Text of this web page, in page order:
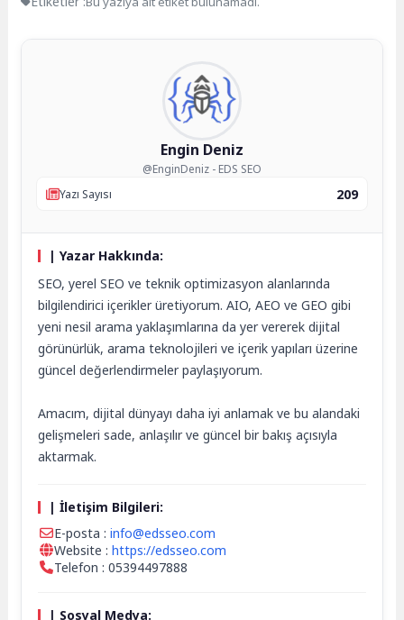
Engin Deniz
@EnginDeniz - EDS SEO
Yazı Sayısı
209
| Yazar Hakkında:
SEO, yerel SEO ve teknik optimizasyon alanlarında
bilgilendirici içerikler üretiyorum. AIO, AEO ve GEO gibi
yeni nesil arama yaklaşımlarına da yer vererek dijital
görünürlük, arama teknolojileri ve içerik yapıları üzerine
güncel değerlendirmeler paylaşıyorum.
Amacım, dijital dünyayı daha iyi anlamak ve bu alandaki
gelişmeleri sade, anlaşılır ve güncel bir bakış açısıyla
aktarmak.
| İletişim Bilgileri:
E-posta :info@edsseo.com
Website :https://edsseo.com
Telefon : 05394497888
| Sosyal Medya: